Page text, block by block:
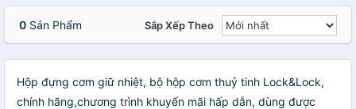
0 Sản Phẩm Sắp Xếp Theo
Hộp đựng cơm giữ nhiệt, bộ hộp cơm thuỷ tinh Lock&Lock,
chính hãng,chương trình khuyến mãi hấp dẫn, dùng được